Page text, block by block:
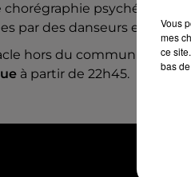
chorégraphie psychédélique
par des danseurs
hors du commun
à partir de 22h45.
Vous
mes
ce
bas